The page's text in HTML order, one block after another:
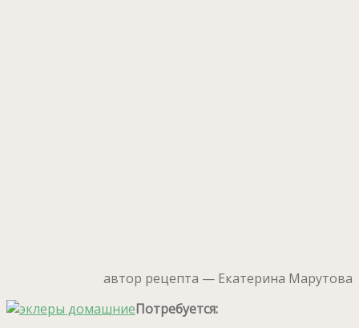
автор рецепта — Екатерина Марутова
Потребуется: